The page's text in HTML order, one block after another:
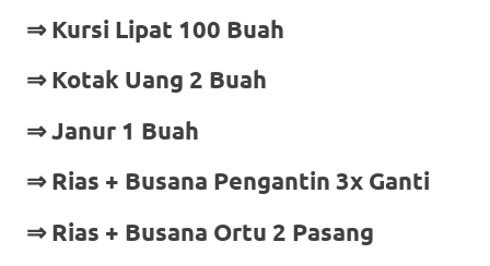
⇒ Kursi Lipat 100 Buah
⇒ Kotak Uang 2 Buah
⇒ Janur 1 Buah
⇒ Rias + Busana Pengantin 3x Ganti
⇒ Rias + Busana Ortu 2 Pasang